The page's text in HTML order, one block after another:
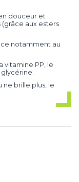
douceur et
aux esters
notamment au
vitamine PP, le
brille plus, le